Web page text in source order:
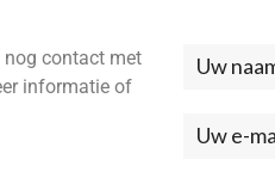
nog contact met
informatie of
Neem
met